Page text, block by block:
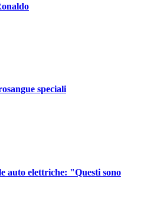
speciali
auto elettriche: "Questi sono